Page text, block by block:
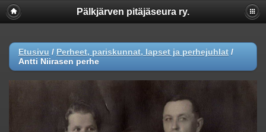
Pälkjärven pitäjäseura ry.
Etusivu / Perheet, pariskunnat, lapset ja perhejuhlat /
Antti Niirasen perhe